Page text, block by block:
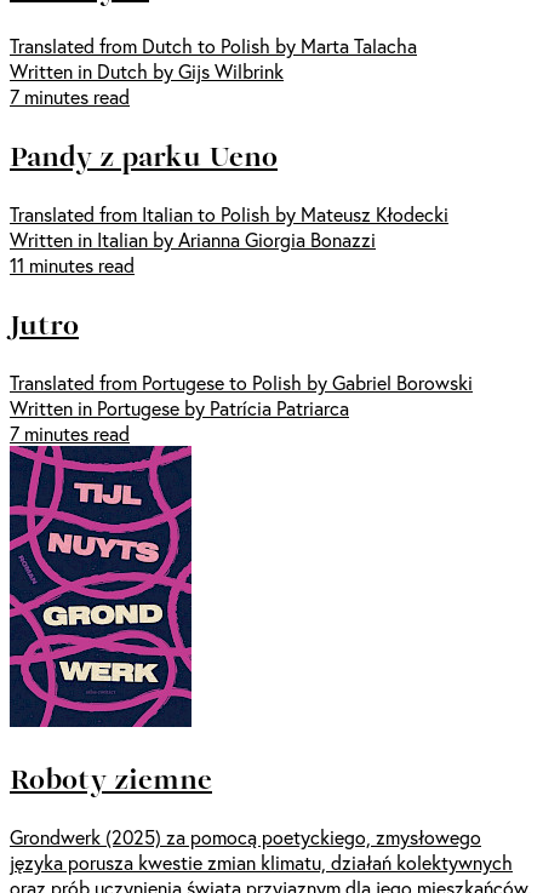
Translated from Dutch to Polish by Marta Talacha
Written in Dutch by Gijs Wilbrink
7 minutes read
Pandy z parku Ueno
Translated from Italian to Polish by Mateusz Kłodecki
Written in Italian by Arianna Giorgia Bonazzi
11 minutes read
Jutro
Translated from Portugese to Polish by Gabriel Borowski
Written in Portugese by Patrícia Patriarca
7 minutes read
Roboty ziemne
Grondwerk (2025) za pomocą poetyckiego, zmysłowego
języka porusza kwestie zmian klimatu, działań kolektywnych
oraz prób uczynienia świata przyjaznym dla jego mieszkańców.